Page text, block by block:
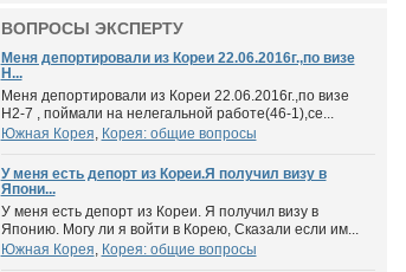
ВОПРОСЫ ЭКСПЕРТУ
Меня депортировали из Кореи 22.06.2016г.,по визе
H...
Меня депортировали из Кореи 22.06.2016г.,по визе
H2-7 , поймали на нелегальной работе(46-1),се...
Южная Корея, Корея: общие вопросы
У меня есть депорт из Кореи.Я получил визу в
Япони...
У меня есть депорт из Кореи. Я получил визу в
Японию. Могу ли я войти в Корею, Сказали если им...
Южная Корея, Корея: общие вопросы